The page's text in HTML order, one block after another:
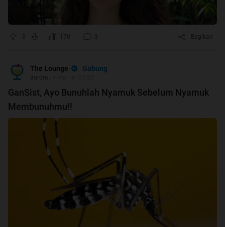
3 170 3 Bagikan
The Lounge Gabung
aurora.. •
GanSist, Ayo Bunuhlah Nyamuk Sebelum Nyamuk
Membunuhmu!!